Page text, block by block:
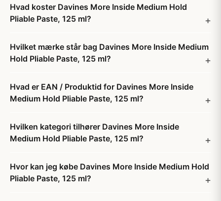
Hvad koster Davines More Inside Medium Hold
Pliable Paste, 125 ml?
Hvilket mærke står bag Davines More Inside Medium
Hold Pliable Paste, 125 ml?
Hvad er EAN / Produktid for Davines More Inside
Medium Hold Pliable Paste, 125 ml?
Hvilken kategori tilhører Davines More Inside
Medium Hold Pliable Paste, 125 ml?
Hvor kan jeg købe Davines More Inside Medium Hold
Pliable Paste, 125 ml?